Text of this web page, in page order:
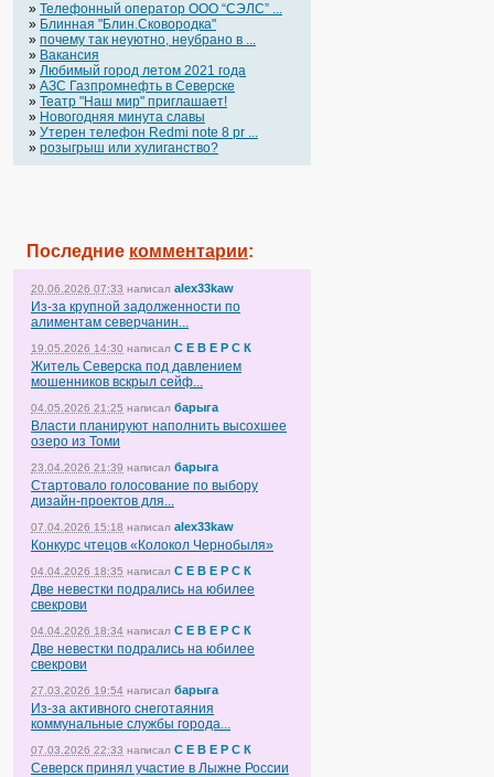
» Телефонный оператор OOO “СЭЛС” ...
» Блинная "Блин.Сковородка"
» почему так неуютно, неубрано в ...
» Вакансия
» Любимый город летом 2021 года
» АЗС Газпромнефть в Северске
» Театр "Наш мир" приглашает!
» Новогодняя минута славы
» Утерен телефон Redmi note 8 pr ...
» розыгрыш или хулиганство?
Последние комментарии:
20.06.2026 07:33 написал alex33kaw
Из-за крупной задолженности по
алиментам северчанин...
19.05.2026 14:30 написал С Е В Е Р С К
Житель Северска под давлением
мошенников вскрыл сейф...
04.05.2026 21:25 написал барыга
Власти планируют наполнить высохшее
озеро из Томи
23.04.2026 21:39 написал барыга
Стартовало голосование по выбору
дизайн-проектов для...
07.04.2026 15:18 написал alex33kaw
Конкурс чтецов «Колокол Чернобыля»
04.04.2026 18:35 написал С Е В Е Р С К
Две невестки подрались на юбилее
свекрови
04.04.2026 18:34 написал С Е В Е Р С К
Две невестки подрались на юбилее
свекрови
27.03.2026 19:54 написал барыга
Из-за активного снеготаяния
коммунальные службы города...
07.03.2026 22:33 написал С Е В Е Р С К
Северск принял участие в Лыжне России